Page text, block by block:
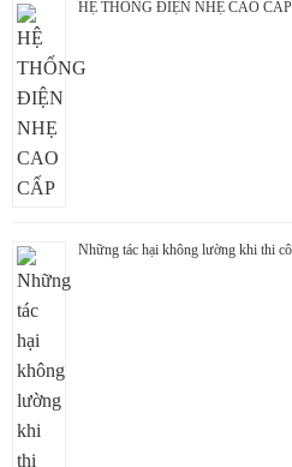
HỆ THỐNG ĐIỆN NHẸ CAO CẤP
Những tác hại không lường khi thi